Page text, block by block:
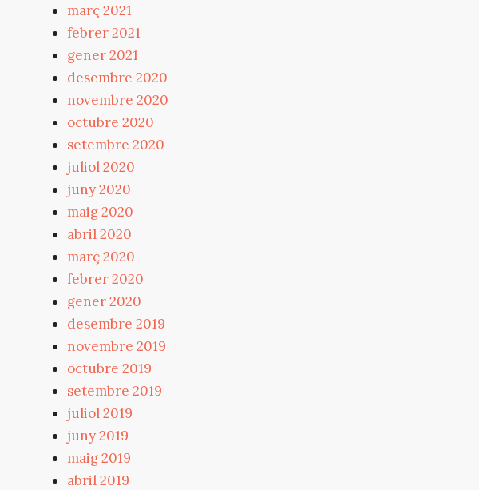
març 2021
febrer 2021
gener 2021
desembre 2020
novembre 2020
octubre 2020
setembre 2020
juliol 2020
juny 2020
maig 2020
abril 2020
març 2020
febrer 2020
gener 2020
desembre 2019
novembre 2019
octubre 2019
setembre 2019
juliol 2019
juny 2019
maig 2019
abril 2019